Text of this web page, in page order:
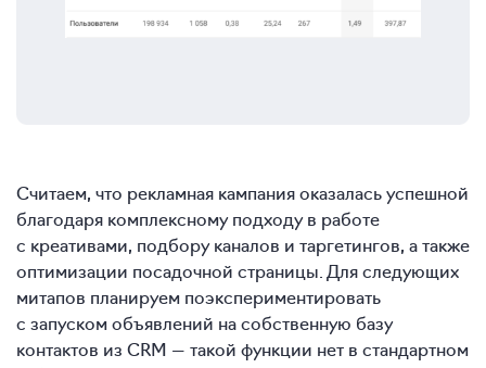
Считаем, что рекламная кампания оказалась успешной
благодаря комплексному подходу в работе
с креативами, подбору каналов и таргетингов, а также
оптимизации посадочной страницы. Для следующих
митапов планируем поэкспериментировать
с запуском объявлений на собственную базу
контактов из CRM — такой функции нет в стандартном